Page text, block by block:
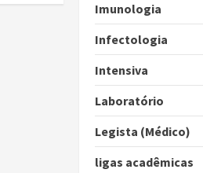
Imunologia
Infectologia
Intensiva
Laboratório
Legista (Médico)
ligas acadêmicas